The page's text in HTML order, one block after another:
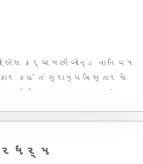
કર્યા પછી બોન્ડ ના નિયમ
કહે તે ગ્રામ્ય વિસ્તારમાં
સોહીલ આચાર્ય ગવર્મેન્ટ
જિલ્લામાં દાહોદ વિસ્તારમાં